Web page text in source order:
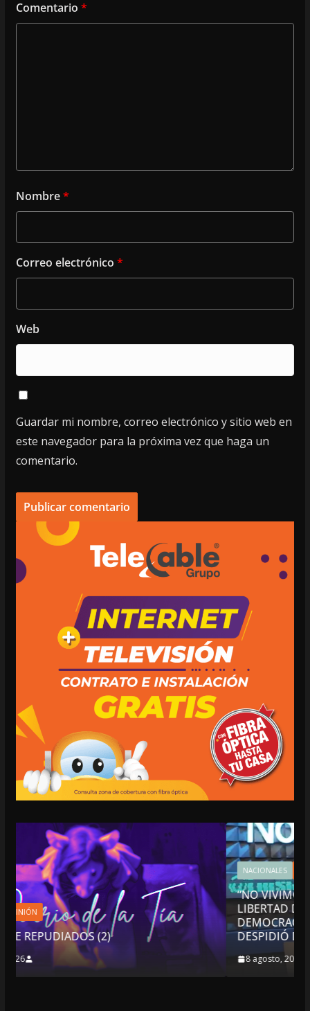
Comentario *
Nombre*
Correo electrónico *
Web
Guardar mi nombre, correo electrónico y sitio web en
este navegador para la próxima vez que haga un
comentario.
NACIONALES OPINIÓN
“NO VIVIMOS BUENOS TIEMPOS PARA LA
LIBERTAD DE EXPRESIÓN NI PARA LA
DEMOCRACIA EN MÉXICO”: LUIS CÁRDENAS;
DESPIDIÓ DE MVS
8 agosto, 2026